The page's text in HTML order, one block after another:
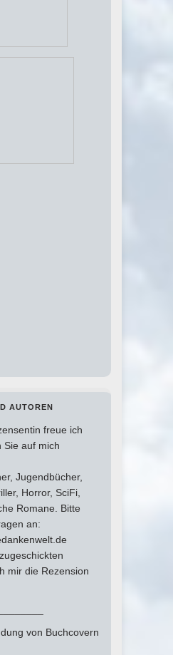
AUTOREN
freue ich
Sie auf mich
Jugendbücher,
Horror, SciFi,
Romane. Bitte
an:
mir die Rezension
von Buchcovern